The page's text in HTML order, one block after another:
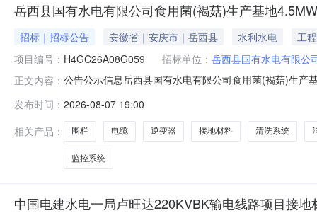
岳西县国有水电有限公司食用菌(褐菇)生产基地
招标｜招标公告 安徽省｜安庆市｜岳西县 水利水电
工程
项目编号： H4GC26A08G059 招标单位： 岳西县国有水电有限公
正文内容： 公告公示信息岳西县国有水电有限公司食用菌(褐菇)生产
（项目代码：2512-340800-04-01-147928）；1.4招标
发布时间： 2026-08-07 19:00
相关产品：
围栏 电缆 逆变器 接地材料 清洗系统
监控系统
中国电建水电一局卢旺达220KVBK输电线路项目接